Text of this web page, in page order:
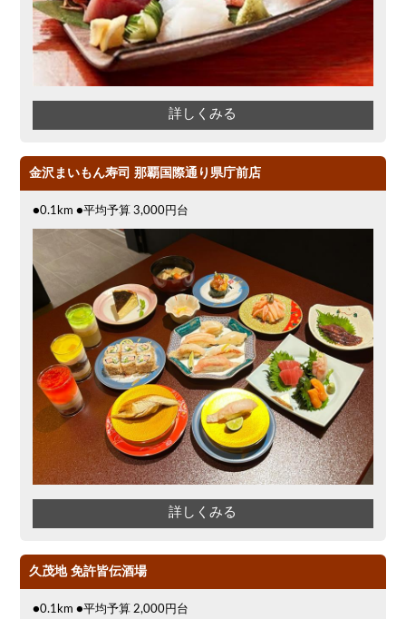
詳しくみる
金沢まいもん寿司 那覇国際通り県庁前店
●0.1km ●平均予算 3,000円台
詳しくみる
久茂地 免許皆伝酒場
●0.1km ●平均予算 2,000円台